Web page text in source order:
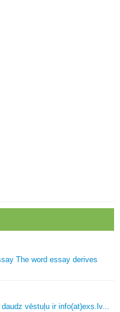
The word essay derives
vēstuļu ir info(at)exs. lv...